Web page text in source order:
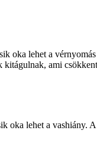
oka lehet a
kitágulnak, ami
oka lehet a vashiány.